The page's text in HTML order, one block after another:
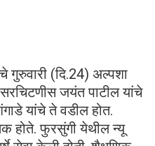
गुरुवारी (दि.24) अल्पशा
जयंत पाटील यांचे
यांचे ते वडील होत.
होते. फुरसुंगी येथील न्यू